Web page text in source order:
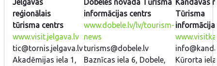
Jelgavas
reģionālais
tūrisma centrs
www.visit.jelgava.lv
tic@tornis.jelgava.lv
Akadēmijas iela 1,
Dobeles novada Tūrisma
informācijas centrs
www.dobele.lv/lv/tourism-
news
turisms@dobele.lv
Baznīcas iela 6, Dobele,
Kandavas
Tūrisma
Kūrorta